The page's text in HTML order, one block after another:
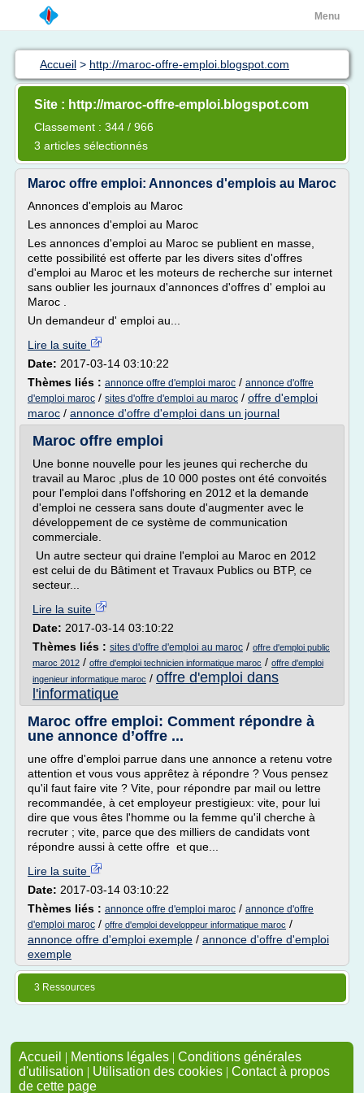
Menu
Accueil > http://maroc-offre-emploi.blogspot.com
Site : http://maroc-offre-emploi.blogspot.com
Classement : 344 / 966
3 articles sélectionnés
Maroc offre emploi: Annonces d'emplois au Maroc
Annonces d'emplois au Maroc
Les annonces d'emploi au Maroc
Les annonces d'emploi au Maroc se publient en masse,
cette possibilité est offerte par les divers sites d'offres
d'emploi au Maroc et les moteurs de recherche sur internet
sans oublier les journaux d'annonces d'offres d' emploi au
Maroc .
Un demandeur d' emploi au...
Lire la suite
Date: 2017-03-14 03:10:22
Thèmes liés : annonce offre d'emploi maroc / annonce d'offre
d'emploi maroc / sites d'offre d'emploi au maroc / offre d'emploi
maroc / annonce d'offre d'emploi dans un journal
Maroc offre emploi
Une bonne nouvelle pour les jeunes qui recherche du
travail au Maroc ,plus de 10 000 postes ont été convoités
pour l'emploi dans l'offshoring en 2012 et la demande
d'emploi ne cessera sans doute d'augmenter avec le
développement de ce système de communication
commerciale.
Un autre secteur qui draine l'emploi au Maroc en 2012
est celui de du Bâtiment et Travaux Publics ou BTP, ce
secteur...
Lire la suite
Date: 2017-03-14 03:10:22
Thèmes liés : sites d'offre d'emploi au maroc / offre d'emploi public
maroc 2012 / offre d'emploi technicien informatique maroc / offre d'emploi
ingenieur informatique maroc / offre d'emploi dans
l'informatique
Maroc offre emploi: Comment répondre à
une annonce d’offre ...
une offre d'emploi parrue dans une annonce a retenu votre
attention et vous vous apprêtez à répondre ? Vous pensez
qu'il faut faire vite ? Vite, pour répondre par mail ou lettre
recommandée, à cet employeur prestigieux: vite, pour lui
dire que vous êtes l'homme ou la femme qu'il cherche à
recruter ; vite, parce que des milliers de candidats vont
répondre aussi à cette offre et que...
Lire la suite
Date: 2017-03-14 03:10:22
Thèmes liés : annonce offre d'emploi maroc / annonce d'offre
d'emploi maroc / offre d'emploi developpeur informatique maroc /
annonce offre d'emploi exemple / annonce d'offre d'emploi
exemple
3 Ressources
Accueil | Mentions légales | Conditions générales
d'utilisation | Utilisation des cookies | Contact à propos
de cette page